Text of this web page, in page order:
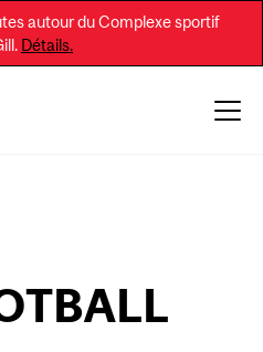
autour du Complexe sportif
Détails.